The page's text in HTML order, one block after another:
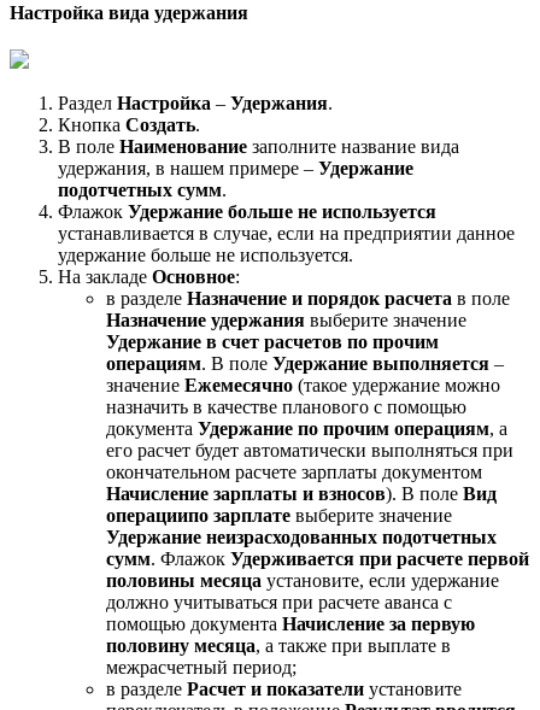
Настройка вида удержания
Раздел Настройка – Удержания.
Кнопка Создать.
В поле Наименование заполните название вида
удержания, в нашем примере – Удержание
подотчетных сумм.
Флажок Удержание больше не используется
устанавливается в случае, если на предприятии данное
удержание больше не используется.
На закладе Основное:
в разделе Назначение и порядок расчета в поле
Назначение удержания выберите значение
Удержание в счет расчетов по прочим
операциям. В поле Удержание выполняется –
значение Ежемесячно (такое удержание можно
назначить в качестве планового с помощью
документа Удержание по прочим операциям, а
его расчет будет автоматически выполняться при
окончательном расчете зарплаты документом
Начисление зарплаты и взносов). В поле Вид
операциипо зарплате выберите значение
Удержание неизрасходованных подотчетных
сумм. Флажок Удерживается при расчете первой
половины месяца установите, если удержание
должно учитываться при расчете аванса с
помощью документа Начисление за первую
половину месяца, а также при выплате в
межрасчетный период;
в разделе Расчет и показатели установите